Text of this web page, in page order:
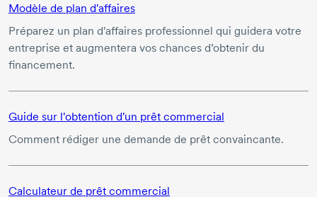
Modèle de plan d'affaires
Préparez un plan d'affaires professionnel qui guidera votre
entreprise et augmentera vos chances d’obtenir du
financement.
Guide sur l'obtention d'un prêt commercial
Comment rédiger une demande de prêt convaincante.
Calculateur de prêt commercial